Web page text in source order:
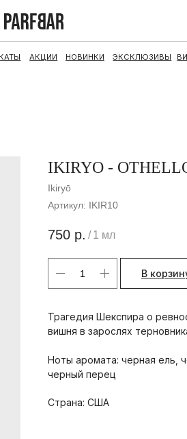
IKIRYO -
Ikiryō
Артикул: IKIR10
750 р. / 1 мл
В
Трагедия Шекспира о
вишня в зарослях
Ноты аромата: черная ель,
черный перец
Страна: США